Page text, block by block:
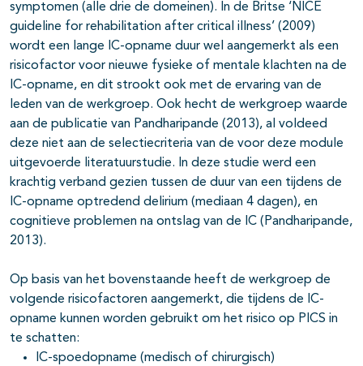
symptomen (alle drie de domeinen). In de Britse ‘NICE
guideline for rehabilitation after critical illness’ (2009)
wordt een lange IC-opname duur wel aangemerkt als een
risicofactor voor nieuwe fysieke of mentale klachten na de
IC-opname, en dit strookt ook met de ervaring van de
leden van de werkgroep. Ook hecht de werkgroep waarde
aan de publicatie van Pandharipande (2013), al voldeed
deze niet aan de selectiecriteria van de voor deze module
uitgevoerde literatuurstudie. In deze studie werd een
krachtig verband gezien tussen de duur van een tijdens de
IC-opname optredend delirium (mediaan 4 dagen), en
cognitieve problemen na ontslag van de IC (Pandharipande,
2013).
Op basis van het bovenstaande heeft de werkgroep de
volgende risicofactoren aangemerkt, die tijdens de IC-
opname kunnen worden gebruikt om het risico op PICS in
te schatten:
IC-spoedopname (medisch of chirurgisch)